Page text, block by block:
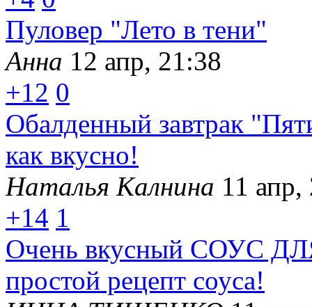
Пуловер "Лето в тени"
Анна 12 апр, 21:38
+12 0
Обалденный завтрак
как вкусно!
Наталья Калнина 11 апр,
+14 1
Очень вкусный СОУС
простой рецепт соуса!